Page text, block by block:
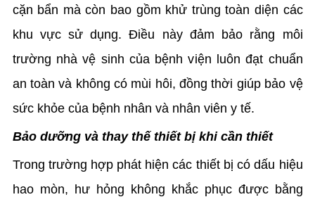
cặn bẩn mà còn bao gồm khử trùng toàn diện các
khu vực sử dụng. Điều này đảm bảo rằng môi
trường nhà vệ sinh của bệnh viện luôn đạt chuẩn
an toàn và không có mùi hôi, đồng thời giúp bảo vệ
sức khỏe của bệnh nhân và nhân viên y tế.
Bảo dưỡng và thay thế thiết bị khi cần thiết
Trong trường hợp phát hiện các thiết bị có dấu hiệu
hao mòn, hư hỏng không khắc phục được bằng